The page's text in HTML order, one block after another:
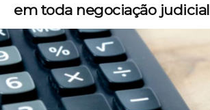
em toda negociação judicial